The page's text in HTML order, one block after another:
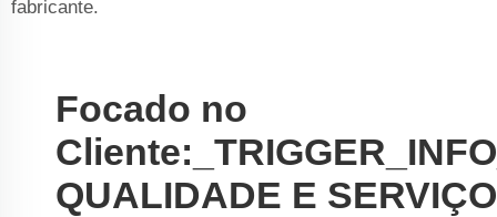
fabricante.
Focado no
QUALIDADE E SERVIÇO